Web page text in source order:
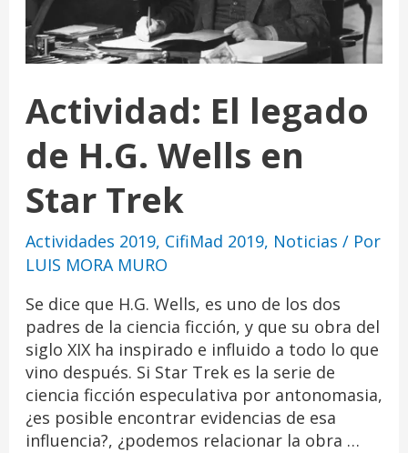
Actividad: El legado
de H.G. Wells en
Star Trek
Actividades 2019, CifiMad 2019, Noticias / Por
LUIS MORA MURO
Se dice que H.G. Wells, es uno de los dos
padres de la ciencia ficción, y que su obra del
siglo XIX ha inspirado e influido a todo lo que
vino después. Si Star Trek es la serie de
ciencia ficción especulativa por antonomasia,
¿es posible encontrar evidencias de esa
influencia?, ¿podemos relacionar la obra …